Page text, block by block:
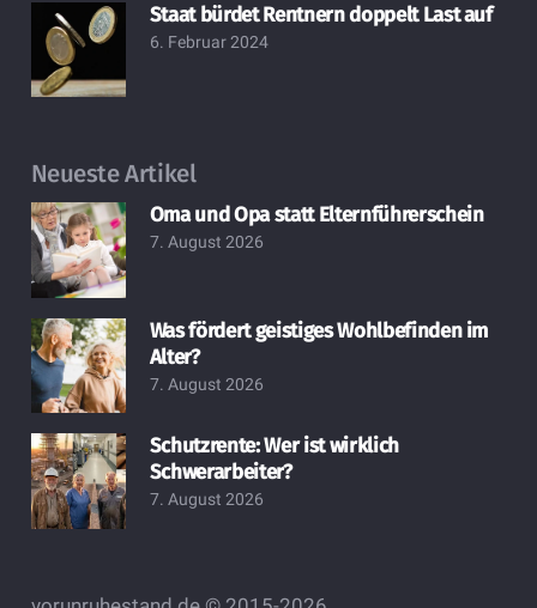
Staat bürdet Rentnern doppelt Last auf
6. Februar 2024
Neueste Artikel
Oma und Opa statt Elternführerschein
7. August 2026
Was fördert geistiges Wohlbefinden im
Alter?
7. August 2026
Schutzrente: Wer ist wirklich
Schwerarbeiter?
7. August 2026